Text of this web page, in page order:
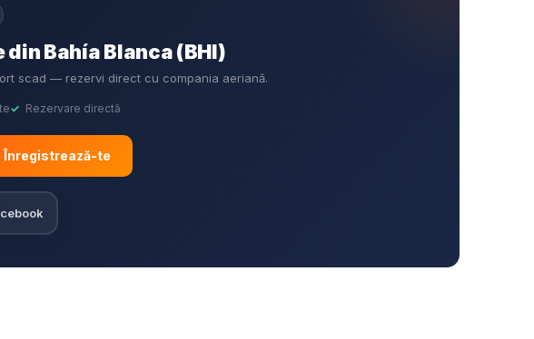
Bahía Blanca (BHI)
scad — rezervi direct cu compania aeriană.
✓ Rezervare directă
Înregistrează-te